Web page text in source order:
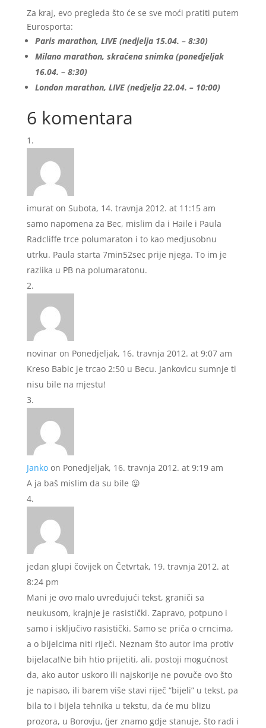
Za kraj, evo pregleda što će se sve moći pratiti putem
Eurosporta:
Paris marathon, LIVE (nedjelja 15.04. – 8:30)
Milano marathon, skraćena snimka (ponedjeljak
16.04. – 8:30)
London marathon, LIVE (nedjelja 22.04. – 10:00)
6 komentara
imurat on Subota, 14. travnja 2012. at 11:15 am
samo napomena za Bec, mislim da i Haile i Paula
Radcliffe trce polumaraton i to kao medjusobnu
utrku. Paula starta 7min52sec prije njega. To im je
razlika u PB na polumaratonu.
novinar on Ponedjeljak, 16. travnja 2012. at 9:07 am
Kreso Babic je trcao 2:50 u Becu. Jankovicu sumnje ti
nisu bile na mjestu!
Janko on Ponedjeljak, 16. travnja 2012. at 9:19 am
A ja baš mislim da su bile 😛
jedan glupi čovijek on Četvrtak, 19. travnja 2012. at
8:24 pm
Mani je ovo malo uvređujući tekst, graniči sa
neukusom, krajnje je rasistički. Zapravo, potpuno i
samo i isključivo rasistički. Samo se priča o crncima,
a o bijelcima niti riječi. Neznam što autor ima protiv
bijelaca!Ne bih htio prijetiti, ali, postoji mogućnost
da, ako autor uskoro ili najskorije ne povuče ovo što
je napisao, ili barem više stavi riječ “bijeli” u tekst, pa
bila to i bijela tehnika u tekstu, da će mu blizu
prozora, u Borovju, (jer znamo gdje stanuje, što radi i